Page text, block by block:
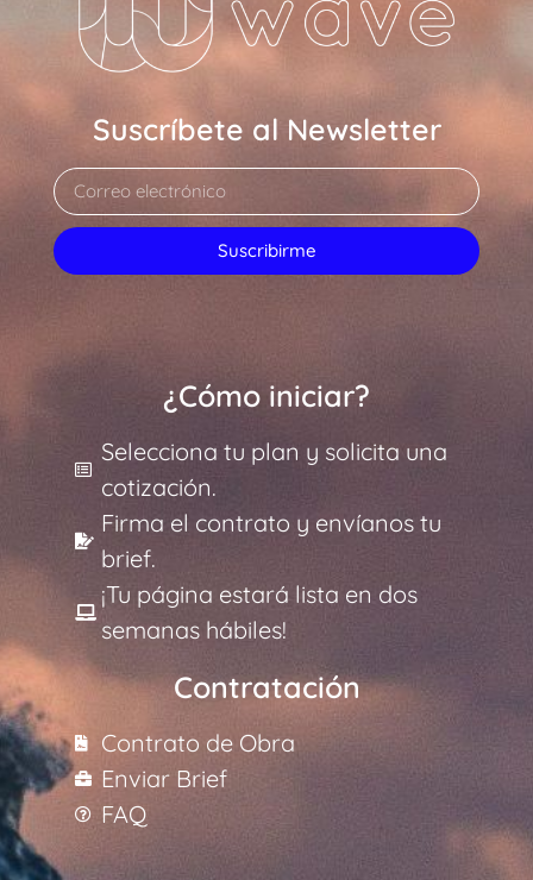
Suscríbete al Newsletter
Suscribirme
¿Cómo iniciar?
Selecciona tu plan y solicita una
cotización.
Firma el contrato y envíanos tu
brief.
¡Tu página estará lista en dos
semanas hábiles!
Contratación
Contrato de Obra
Enviar Brief
FAQ